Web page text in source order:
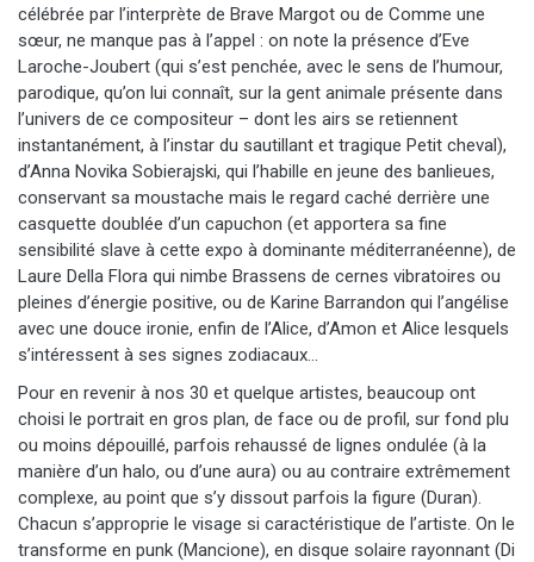
célébrée par l’interprète de Brave Margot ou de Comme une
sœur, ne manque pas à l’appel : on note la présence d’Eve
Laroche-Joubert (qui s’est penchée, avec le sens de l’humour,
parodique, qu’on lui connaît, sur la gent animale présente dans
l’univers de ce compositeur – dont les airs se retiennent
instantanément, à l’instar du sautillant et tragique Petit cheval),
d’Anna Novika Sobierajski, qui l’habille en jeune des banlieues,
conservant sa moustache mais le regard caché derrière une
casquette doublée d’un capuchon (et apportera sa fine
sensibilité slave à cette expo à dominante méditerranéenne), de
Laure Della Flora qui nimbe Brassens de cernes vibratoires ou
pleines d’énergie positive, ou de Karine Barrandon qui l’angélise
avec une douce ironie, enfin de l’Alice, d’Amon et Alice lesquels
s’intéressent à ses signes zodiacaux…
Pour en revenir à nos 30 et quelque artistes, beaucoup ont
choisi le portrait en gros plan, de face ou de profil, sur fond plu
ou moins dépouillé, parfois rehaussé de lignes ondulée (à la
manière d’un halo, ou d’une aura) ou au contraire extrêmement
complexe, au point que s’y dissout parfois la figure (Duran).
Chacun s’approprie le visage si caractéristique de l’artiste. On le
transforme en punk (Mancione), en disque solaire rayonnant (Di